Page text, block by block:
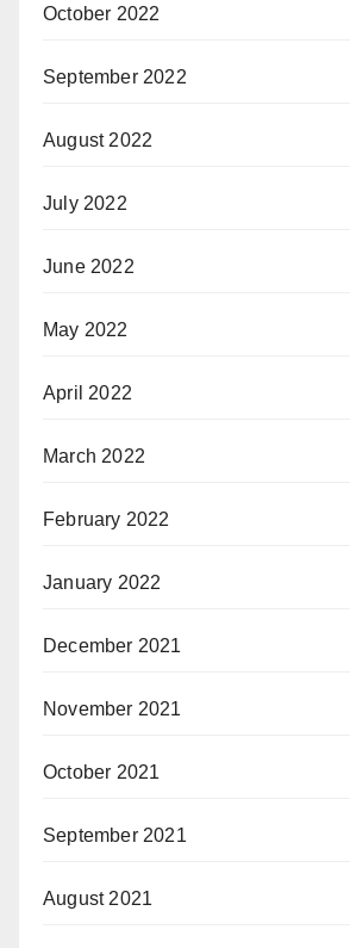
October 2022
September 2022
August 2022
July 2022
June 2022
May 2022
April 2022
March 2022
February 2022
January 2022
December 2021
November 2021
October 2021
September 2021
August 2021